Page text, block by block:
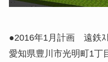
●2016年1月計画 遠鉄ｽ
愛知県豊川市光明町1丁